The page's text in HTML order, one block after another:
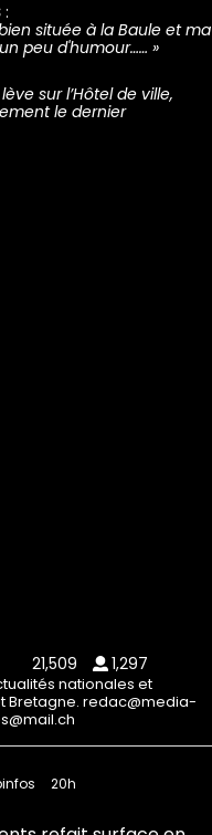
:
située à la Baule et ma
peu d'humour…… »
sur l’Hôtel de ville,
le dernier
21,509 1,297
nationales et
Bretagne. redac@media-
20h